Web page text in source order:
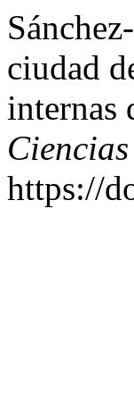
ciudad
internas
https://